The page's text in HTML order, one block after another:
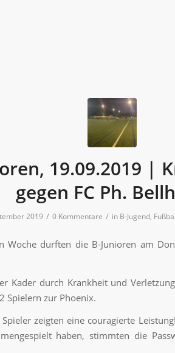
19.09.2019 |
gegen FC Ph.
2019 / 0 Kommentare / in B-Jugend,
Woche durften die B-Junioren am
Kader durch Krankheit und
Spielern zur Phoenix.
Spieler zeigten eine couragierte
haben, stimmten die